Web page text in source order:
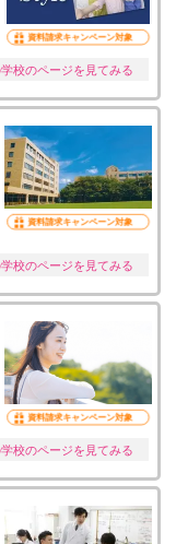
資料請求キャンペーン対象
学校のページを見てみる
資料請求キャンペーン対象
学校のページを見てみる
資料請求キャンペーン対象
学校のページを見てみる